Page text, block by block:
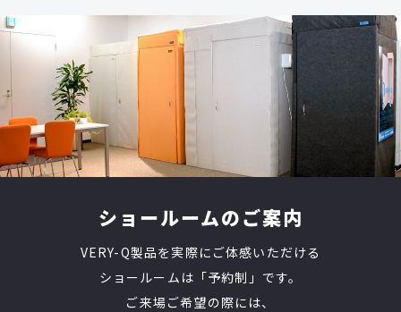
ショールームのご案内
VERY-Q製品を実際にご体感いただける
ショールームは「予約制」です。
ご来場ご希望の際には、